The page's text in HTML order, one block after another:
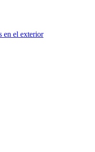
en el exterior